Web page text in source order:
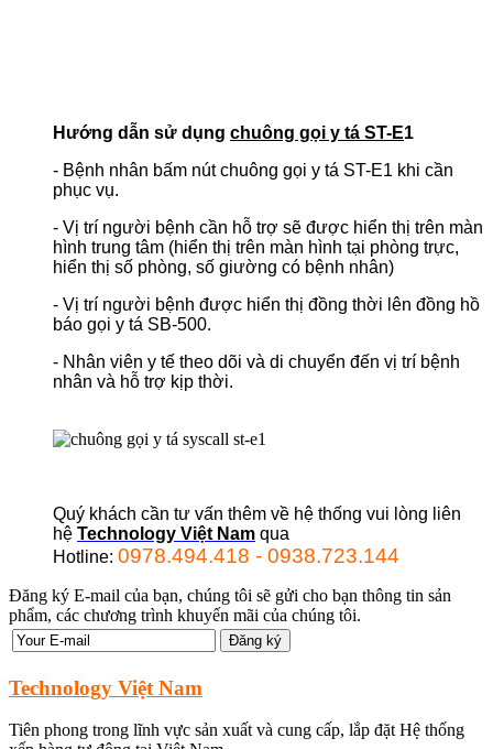
Hướng dẫn sử dụng chuông gọi y tá ST-E1
- Bệnh nhân bấm nút chuông gọi y tá ST-E1 khi cần
phục vụ.
- Vị trí người bệnh cần hỗ trợ sẽ được hiển thị trên màn
hình trung tâm (hiển thị trên màn hình tại phòng trực,
hiển thị số phòng, số giường có bệnh nhân)
- Vị trí người bệnh được hiển thị đồng thời lên đồng hồ
báo gọi y tá SB-500.
- Nhân viên y tế theo dõi và di chuyển đến vị trí bệnh
nhân và hỗ trợ kịp thời.
Quý khách cần tư vấn thêm về hệ thống vui lòng liên
hệ Technology Việt Nam qua
Hotline: 0978.494.418 - 0938.723.144
Đăng ký E-mail của bạn, chúng tôi sẽ gửi cho bạn thông tin sản
phẩm, các chương trình khuyến mãi của chúng tôi.
Technology Việt Nam
Tiên phong trong lĩnh vực sản xuất và cung cấp, lắp đặt Hệ thống